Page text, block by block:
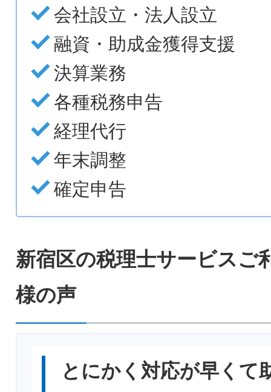
会社設立・法人設立
融資・助成金獲得支援
決算業務
各種税務申告
経理代行
年末調整
確定申告
新宿区の税理士サービスご
様の声
とにかく対応が早くて